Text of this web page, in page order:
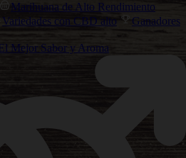
Marihuana de Alto Rendimiento
Variedades con CBD alto
Ganadores
El Mejor Sabor y Aroma